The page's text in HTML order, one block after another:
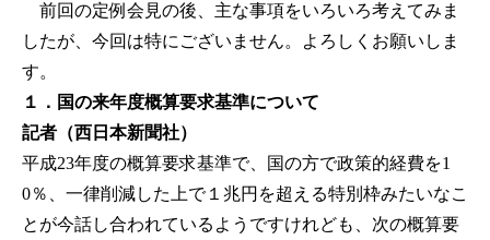
前回の定例会見の後、主な事項をいろいろ考えてみま
したが、今回は特にございません。よろしくお願いしま
す。
１．国の来年度概算要求基準について
記者（西日本新聞社）
平成23年度の概算要求基準で、国の方で政策的経費を1
0％、一律削減した上で１兆円を超える特別枠みたいなこ
とが今話し合われているようですけれども、次の概算要